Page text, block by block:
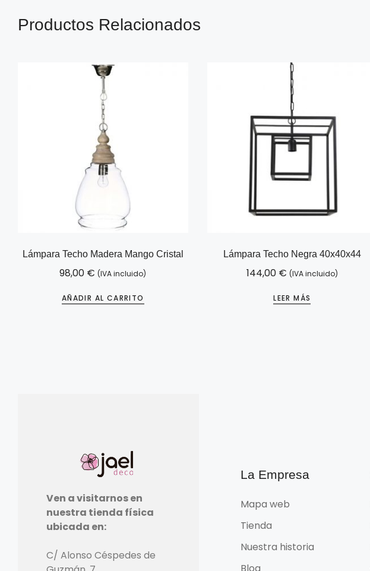
Productos Relacionados
Lámpara Techo Madera Mango Cristal
98,00 € (IVA incluido)
AÑADIR AL CARRITO
Lámpara Techo Negra 40x40x44
144,00 € (IVA incluido)
LEER MÁS
Ven a visitarnos en
nuestra tienda física
ubicada en:
C/ Alonso Céspedes de
La Empresa
Mapa web
Tienda
Nuestra historia
Blog